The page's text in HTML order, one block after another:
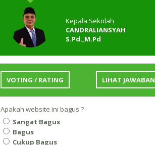
Kepala Sekolah
CANDRALIANSYAH
S.Pd.,M.Pd
VOTING / RATING LIHAT JAWABAN
Apakah website ini bagus ?
Sangat Bagus
Bagus
Cukup Bagus